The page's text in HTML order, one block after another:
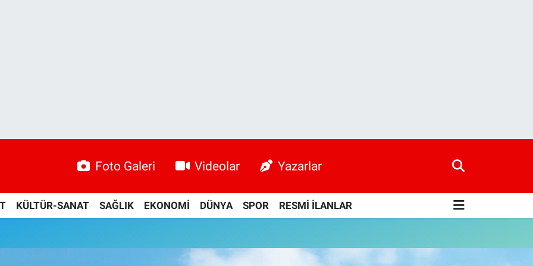
Foto Galeri Videolar Yazarlar
KÜLTÜR-SANAT SAĞLIK EKONOMİ DÜNYA SPOR RESMİ İLANLAR